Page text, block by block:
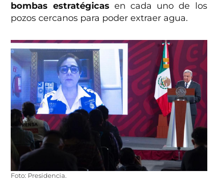
bombas estratégicas en cada uno de los
pozos cercanos para poder extraer agua.
Foto: Presidencia.